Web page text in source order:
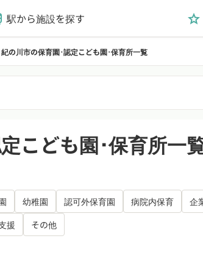
駅から施設を探す grade
紀の川市の保育園･認定こども園･保育所一覧
こども園･保育所一
幼稚園 認可外保育園 病院内保育 企
援 その他